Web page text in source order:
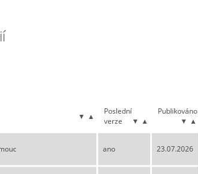
▲
▼
Poslední
verze
▲
▼
Publikováno
▲
▼
ano 23.07.2026